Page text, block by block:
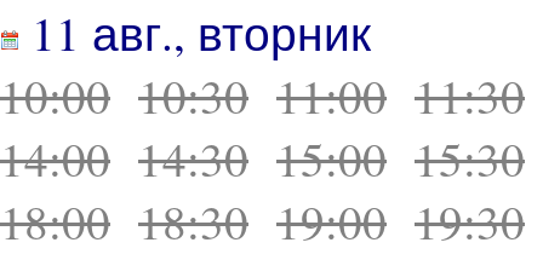
11 авг., вторник
10:00 10:30 11:00 11:30
14:00 14:30 15:00 15:30
18:00 18:30 19:00 19:30